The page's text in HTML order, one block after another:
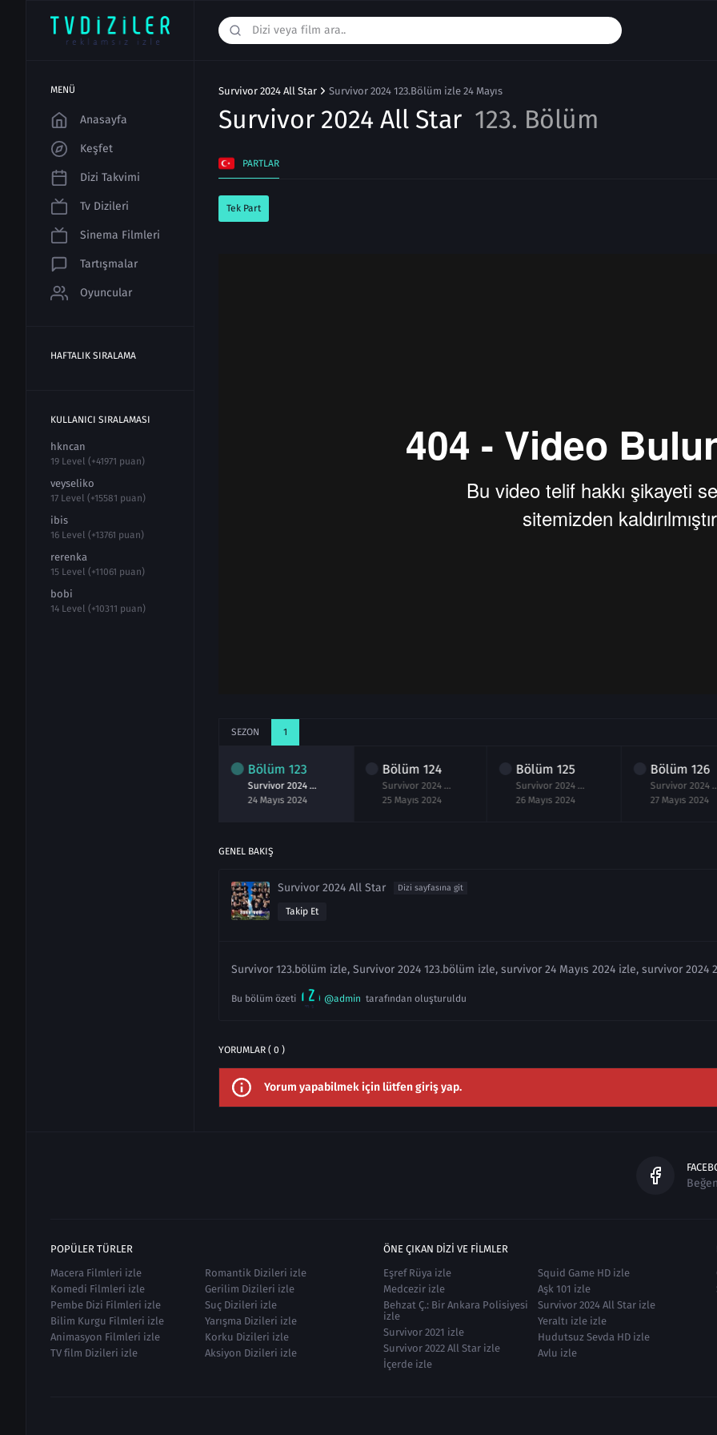
MENÜ
Anasayfa
Keşfet
Dizi Takvimi
Tv Dizileri
Sinema Filmleri
Tartışmalar
Oyuncular
HAFTALIK SIRALAMA
KULLANICI SIRALAMASI
hkncan
19 Level (+41971 puan)
veyseliko
17 Level (+15581 puan)
ibis
16 Level (+13761 puan)
rerenka
15 Level (+11061 puan)
bobi
14 Level (+10311 puan)
Survivor 2024 All Star Survivor 2024 123.Bölüm izle 24 Mayıs
Survivor 2024 All Star 123. Bölüm
PARTLAR
Tek Part
SEZON 1
Bölüm 123
Survivor 2024 123.Bölüm izle 24 Mayıs
24 Mayıs 2024
Bölüm 124
Survivor 2024 124.Bölüm izle 25 Mayıs
25 Mayıs 2024
Bölüm 125
Survivor 2024 125.Bölüm izle 26 Mayıs
26 Mayıs 2024
Bölüm 126
Survivor 2024
27 Mayıs 2024
GENEL BAKIŞ
Survivor 2024 All Star Dizi sayfasına git
Takip Et
Survivor 123.bölüm izle, Survivor 2024 123.bölüm izle, survivor 24 Mayıs 2024 izle, survivor
Bu bölüm özeti @admin tarafından oluşturuldu
YORUMLAR ( 0 )
Yorum yapabilmek için lütfen giriş yap.
Beğen
POPÜLER TÜRLER
Macera Filmleri izle
Komedi Filmleri izle
Pembe Dizi Filmleri izle
Bilim Kurgu Filmleri izle
Animasyon Filmleri izle
TV film Dizileri izle
Romantik Dizileri izle
Gerilim Dizileri izle
Suç Dizileri izle
Yarışma Dizileri izle
Korku Dizileri izle
Aksiyon Dizileri izle
ÖNE ÇIKAN DIZI VE FILMLER
Eşref Rüya izle
Medcezir izle
Behzat Ç.: Bir Ankara Polisiyesi
izle
Survivor 2021 izle
Survivor 2022 All Star izle
İçerde izle
Squid Game HD izle
Aşk 101 izle
Survivor 2024 All Star izle
Yeraltı izle izle
Hudutsuz Sevda HD izle
Avlu izle